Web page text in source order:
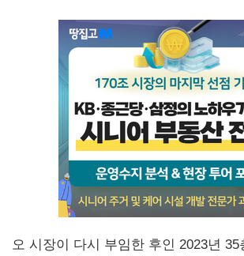
오 시장이 다시 부임한 후인 2023년 35